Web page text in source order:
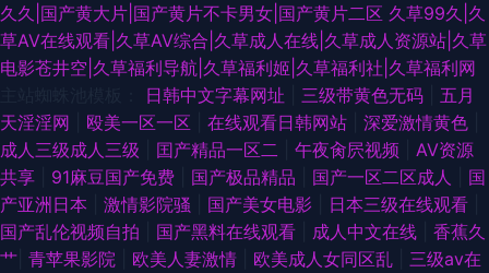
久久|国产黄大片|国产黄片不卡男女|国产黄片二区 久草99久|久
草AV在线观看|久草AV综合|久草成人在线|久草成人资源站|久草
电影苍井空|久草福利导航|久草福利姬|久草福利社|久草福利网
日韩中文字幕网址 三级带黄色无码
五月
天淫淫网
殴美一区一区 在线观看日韩网站 深爱激情黄色
成人三级成人三级
囯产精品一区二 午夜肏屄视频
AV资源
共享
91麻豆国产免费 国产极品精品 国产一区二区成人
国
产亚洲日本
激情影院骚 国产美女电影 日本三级在线观看
国产乱伦视频自拍
国产黑料在线观看 成人中文在线
香蕉久
艹 青苹果影院 欧美人妻激情 欧美成人女同区乱
三级av在